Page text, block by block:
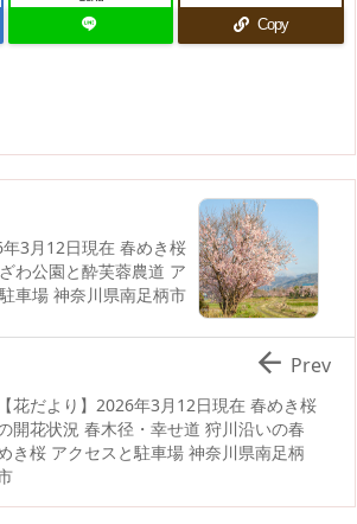
Copy
年3月12日現在 春めき桜
わ公園と酔芙蓉農道 ア
車場 神奈川県南足柄市
【花だより】2026年3月12日現在 春めき桜
開花状況 春木径・幸せ道 狩川沿いの春
き桜 アクセスと駐車場 神奈川県南足柄
 Prev